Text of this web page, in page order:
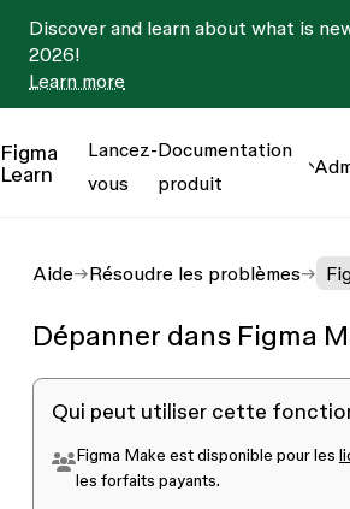
Discover and learn about what is
2026!
Learn more
Figma
Learn
Lancez-
vous
Documentation
produit
Aide Résoudre les problèmes
Dépanner dans Figma
Qui peut utiliser cette
Figma Make est disponible pour les
les forfaits payants.